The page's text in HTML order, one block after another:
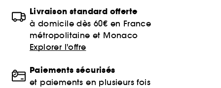
Livraison standard offerte
à domicile dès 60€ en France
métropolitaine et Monaco
Explorer l'offre
Paiements sécurisés
et paiements en plusieurs fois